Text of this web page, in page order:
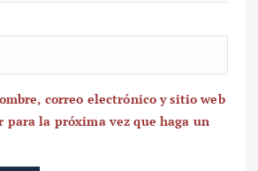
correo electrónico y sitio web
para la próxima vez que haga un